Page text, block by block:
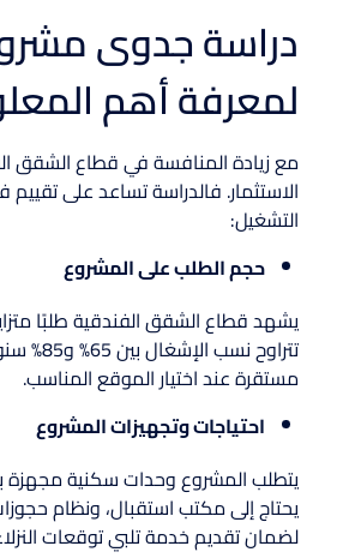
دراسة جدوى
لمعرفة أهم
مع زيادة المنافسة في قطاع الشقق
الاستثمار. فالدراسة تساعد على
التشغيل:
حجم الطلب على المشروع
يشهد قطاع الشقق الفندقية طلبًا
مستقرة عند اختيار الموقع المناسب.
احتياجات وتجهيزات المشروع
يتطلب المشروع وحدات سكنية مجهزة
يحتاج إلى مكتب استقبال، ونظام
لضمان تقديم خدمة تلبي توقعات